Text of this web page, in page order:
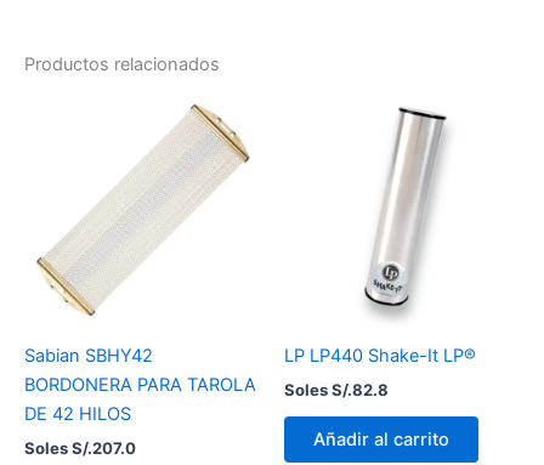
Productos relacionados
Sabian SBHY42
BORDONERA PARA TAROLA
DE 42 HILOS
Soles S/.207.0
LP LP440 Shake-It LP®
Soles S/.82.8
Añadir al carrito